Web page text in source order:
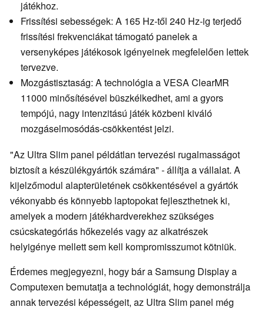
játékhoz.
Frissítési sebességek: A 165 Hz-től 240 Hz-ig terjedő
frissítési frekvenciákat támogató panelek a
versenyképes játékosok igényeinek megfelelően lettek
tervezve.
Mozgástisztaság: A technológia a VESA ClearMR
11000 minősítésével büszkélkedhet, ami a gyors
tempójú, nagy intenzitású játék közbeni kiváló
mozgáselmosódás-csökkentést jelzi.
"Az Ultra Slim panel példátlan tervezési rugalmasságot
biztosít a készülékgyártók számára" - állítja a vállalat. A
kijelzőmodul alapterületének csökkentésével a gyártók
vékonyabb és könnyebb laptopokat fejleszthetnek ki,
amelyek a modern játékhardverekhez szükséges
csúcskategóriás hőkezelés vagy az alkatrészek
helyigénye mellett sem kell kompromisszumot kötniük.
Érdemes megjegyezni, hogy bár a Samsung Display a
Computexen bemutatja a technológiát, hogy demonstrálja
annak tervezési képességeit, az Ultra Slim panel még